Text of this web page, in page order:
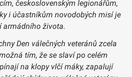
československým legionářům,
i účastníkům novodobých misí je
armádního života.
Den válečných veteránů zcela
tím, že se slaví po celém
na klopy vlčí máky, zapalují